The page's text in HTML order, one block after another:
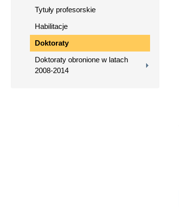
Tytuły profesorskie
Habilitacje
Doktoraty
Doktoraty obronione w latach
2008-2014